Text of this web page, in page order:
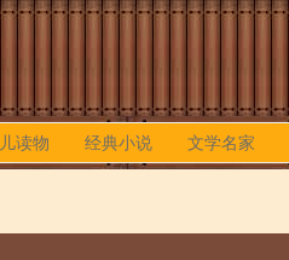
读物 经典小说 文学名家